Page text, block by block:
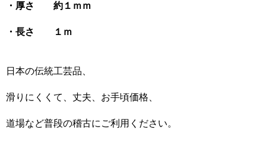
・厚さ 約１ｍｍ
・長さ １ｍ
日本の伝統工芸品、
滑りにくくて、丈夫、お手頃価格、
道場など普段の稽古にご利用ください。